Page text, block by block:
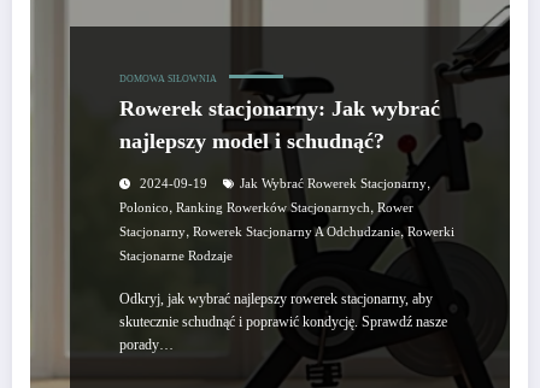
DOMOWA SIŁOWNIA
Rowerek stacjonarny: Jak wybrać
najlepszy model i schudnąć?
2024-09-19 Jak Wybrać Rowerek Stacjonarny,
Polonico, Ranking Rowerków Stacjonarnych, Rower
Stacjonarny, Rowerek Stacjonarny A Odchudzanie, Rowerki
Stacjonarne Rodzaje
Odkryj, jak wybrać najlepszy rowerek stacjonarny, aby
skutecznie schudnąć i poprawić kondycję. Sprawdź nasze
porady…